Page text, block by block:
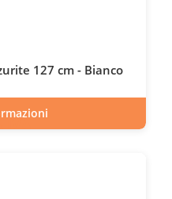
127 cm - Bianco
IVA